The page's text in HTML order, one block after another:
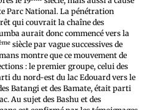
Parc National. La pénétration
qui couvrait la chaîne des
aurait donc commencé vers la
siècle par vague successives de
montre que ce mouvement de
: le premier groupe, celui des
du nord-est du lac Edouard vers le
Batangi et des Bamate, était parti
Au sujet des Bashu et des